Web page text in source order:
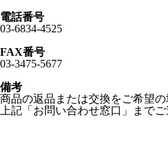
電話番号
03-6834-4525
FAX番号
03-3475-5677
備考
商品の返品または交換をご希望の
上記「お問い合わせ窓口」まで